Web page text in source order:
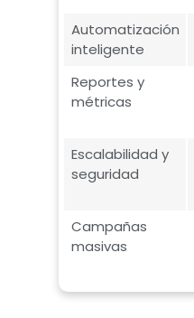
Automatización
inteligente
Reportes y
métricas
Escalabilidad y
seguridad
Campañas
masivas